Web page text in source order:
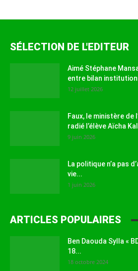
SÉLECTION DE L'EDITEUR
Aimé Stéphane
entre bilan
12 juillet 2026
Faux, le ministère de
radié l’élève Aïcha
9 juin 2026
La politique n’a pas
vie...
1 juin 2026
ARTICLES POPULAIRES
Ben Daouda Sylla «
18...
18 octobre 2024